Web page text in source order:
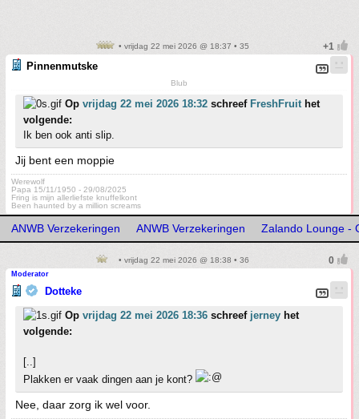
• vrijdag 22 mei 2026 @ 18:37 • 35
Pinnenmutske
Blub
Op vrijdag 22 mei 2026 18:32 schreef FreshFruithet
volgende:
Ik ben ook anti slip.
Jij bent een moppie
Werewolf
Papa 15/11/1950 - 29/08/2025
Fring is mijn allerliefste knuffelkont
Been haunted by a million screams
ANWB Verzekeringen ANWB Verzekeringen Zalando Lounge -
• vrijdag 22 mei 2026 @ 18:38 • 36
Moderator
Dotteke
Op vrijdag 22 mei 2026 18:36 schreef jerney het
volgende:
[..]
Plakken er vaak dingen aan je kont?
Nee, daar zorg ik wel voor.